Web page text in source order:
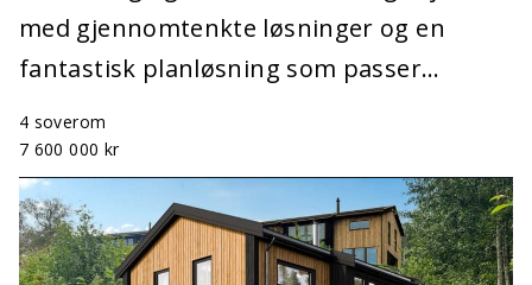
med gjennomtenkte løsninger og en
fantastisk planløsning som passer…
4 soverom
7 600 000 kr